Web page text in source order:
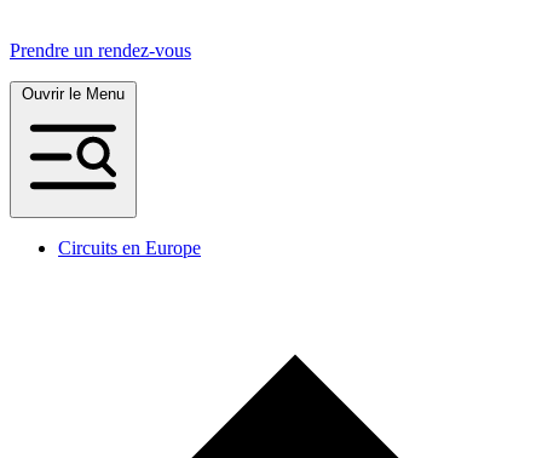
Prendre un rendez-vous
Circuits en Europe